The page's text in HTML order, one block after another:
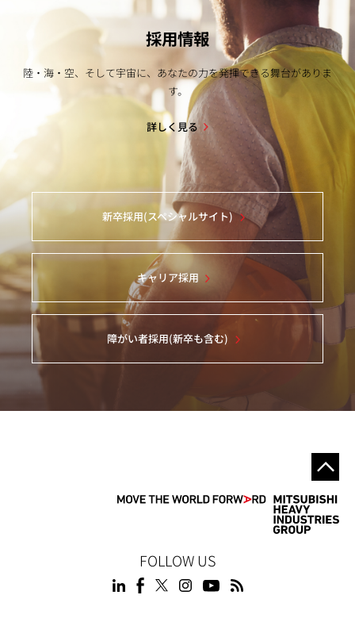
採用情報
陸・海・空、そして宇宙に、あなたの力を発揮できる舞台がありま
す。
詳しく見る
新卒採用(スペシャルサイト)
キャリア採用
障がい者採用(新卒も含む)
FOLLOW US